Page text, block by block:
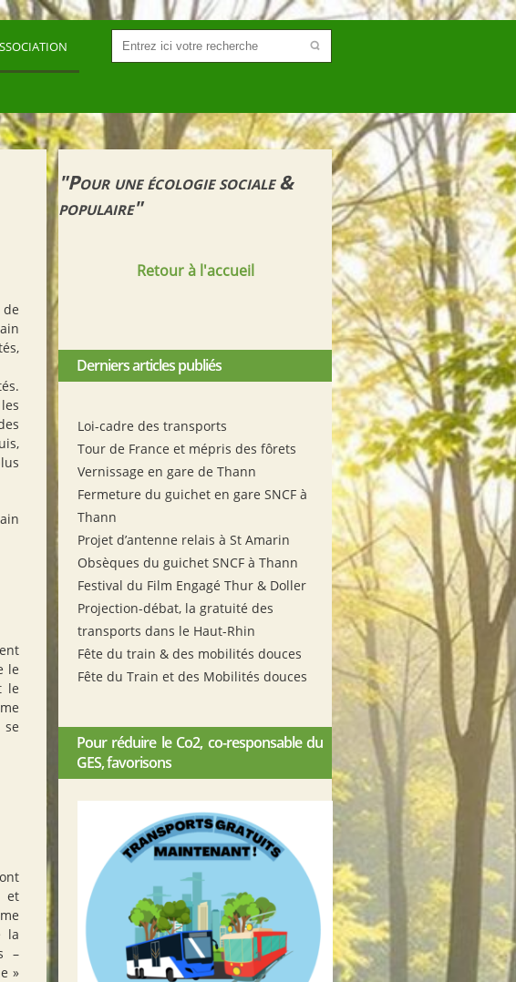
"Pour une écologie sociale &
populaire"
Retour à l'accueil
Derniers articles publiés
Loi-cadre des transports
Tour de France et mépris des fôrets
Vernissage en gare de Thann
Fermeture du guichet en gare SNCF à
Thann
Projet d’antenne relais à St Amarin
Obsèques du guichet SNCF à Thann
Festival du Film Engagé Thur & Doller
Projection-débat, la gratuité des
transports dans le Haut-Rhin
Fête du train & des mobilités douces
Fête du Train et des Mobilités douces
Pour réduire le Co2, co-responsable du
GES, favorisons
le
le
et
la
–
»